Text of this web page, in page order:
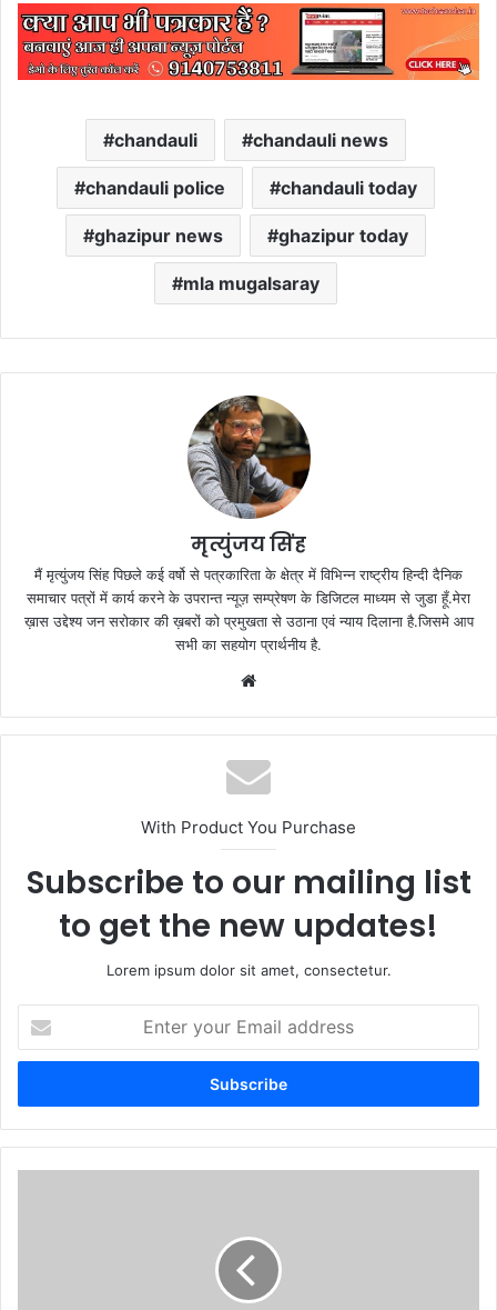
chandauli chandauli news
chandauli police chandauli today
ghazipur news ghazipur today
mla mugalsaray
मृत्युंजय सिंह
मैं मृत्युंजय सिंह पिछले कई वर्षो से पत्रकारिता के क्षेत्र में विभिन्न राष्ट्रीय हिन्दी दैनिक
समाचार पत्रों में कार्य करने के उपरान्त न्यूज़ सम्प्रेषण के डिजिटल माध्यम से जुडा हूँ.मेरा
ख़ास उद्देश्य जन सरोकार की ख़बरों को प्रमुखता से उठाना एवं न्याय दिलाना है.जिसमे आप
सभी का सहयोग प्रार्थनीय है.
With Product You Purchase
Subscribe to our mailing list
to get the new updates!
Lorem ipsum dolor sit amet, consectetur.
your
Email